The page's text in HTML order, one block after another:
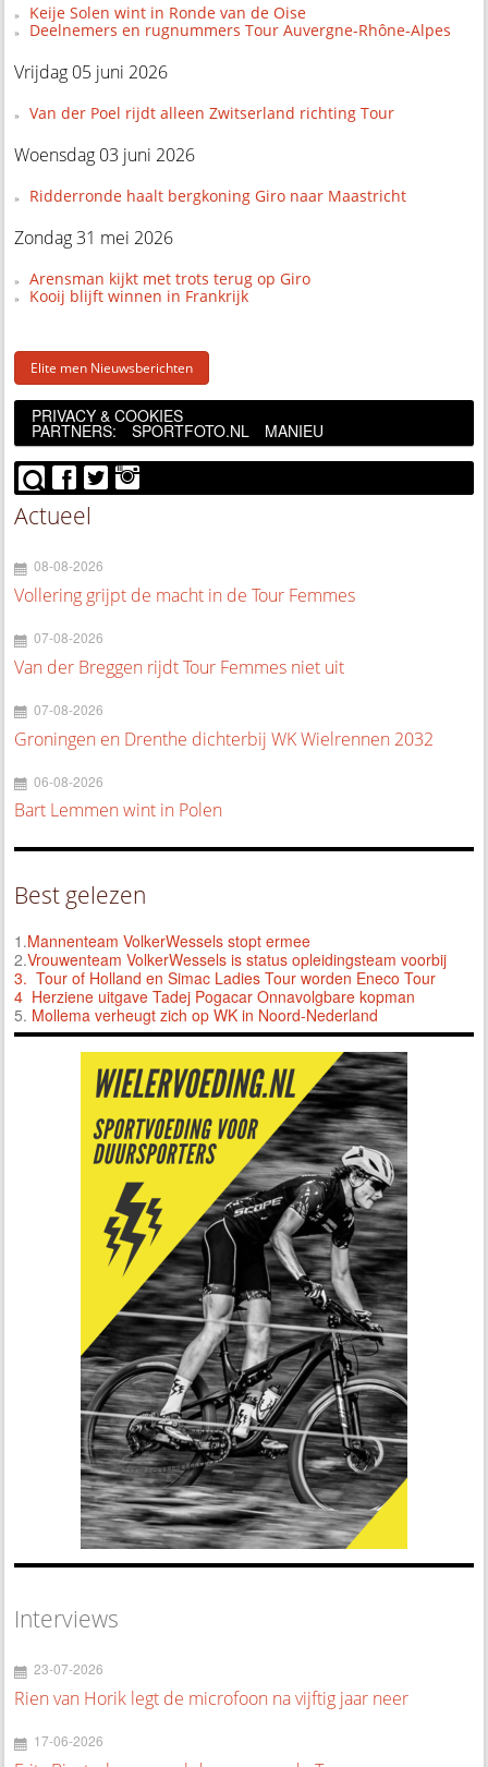
Keije Solen wint in Ronde van de Oise
Deelnemers en rugnummers Tour Auvergne-Rhône-Alpes
Vrijdag 05 juni 2026
Van der Poel rijdt alleen Zwitserland richting Tour
Woensdag 03 juni 2026
Ridderronde haalt bergkoning Giro naar Maastricht
Zondag 31 mei 2026
Arensman kijkt met trots terug op Giro
Kooij blijft winnen in Frankrijk
Elite men Nieuwsberichten
PRIVACY & COOKIES
PARTNERS: SPORTFOTO.NL MANIEU
Actueel
08-08-2026
Vollering grijpt de macht in de Tour Femmes
07-08-2026
Van der Breggen rijdt Tour Femmes niet uit
07-08-2026
Groningen en Drenthe dichterbij WK Wielrennen 2032
06-08-2026
Bart Lemmen wint in Polen
Best gelezen
1.Mannenteam VolkerWessels stopt ermee
2.Vrouwenteam VolkerWessels is status opleidingsteam voorbij
3. Tour of Holland en Simac Ladies Tour worden Eneco Tour
4 Herziene uitgave Tadej Pogacar Onnavolgbare kopman
5. Mollema verheugt zich op WK in Noord-Nederland
Interviews
23-07-2026
Rien van Horik legt de microfoon na vijftig jaar neer
17-06-2026